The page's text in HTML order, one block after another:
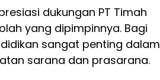
dukungan PT Timah
yang dipimpinnya. Bagi
sangat penting dalam
sarana dan prasarana.